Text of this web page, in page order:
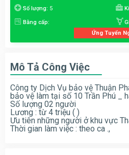
Số lượng: 5
Bằng cấp:
Ứng Tuyển
Mô Tả Công Việc
Công ty Dịch Vụ bảo vệ Thuận
bảo vệ làm tại số 10 Trần Phú _
Số lượng 02 người
Lương : từ 4 triệu ( )
Ưu tiên những người ở khu vực
Thời gian làm việc : theo ca .,